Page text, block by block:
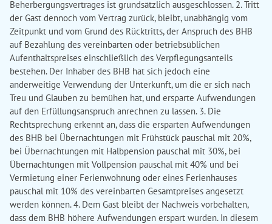
Beherbergungsvertrages ist grundsätzlich ausgeschlossen. 2. Tritt
der Gast dennoch vom Vertrag zurück, bleibt, unabhängig vom
Zeitpunkt und vom Grund des Rücktritts, der Anspruch des BHB
auf Bezahlung des vereinbarten oder betriebsüblichen
Aufenthaltspreises einschließlich des Verpflegungsanteils
bestehen. Der Inhaber des BHB hat sich jedoch eine
anderweitige Verwendung der Unterkunft, um die er sich nach
Treu und Glauben zu bemühen hat, und ersparte Aufwendungen
auf den Erfüllungsanspruch anrechnen zu lassen. 3. Die
Rechtsprechung erkennt an, dass die ersparten Aufwendungen
des BHB bei Übernachtungen mit Frühstück pauschal mit 20%,
bei Übernachtungen mit Halbpension pauschal mit 30%, bei
Übernachtungen mit Vollpension pauschal mit 40% und bei
Vermietung einer Ferienwohnung oder eines Ferienhauses
pauschal mit 10% des vereinbarten Gesamtpreises angesetzt
werden können. 4. Dem Gast bleibt der Nachweis vorbehalten,
dass dem BHB höhere Aufwendungen erspart wurden. In diesem